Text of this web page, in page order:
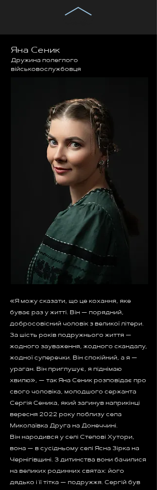
Яна Сеник
Дружина полеглого
військовослужбовця
«Я можу сказати, що це кохання, яке
буває раз у житті. Він — порядний,
добросовісний чоловік з великої літери.
За шість років подружнього життя —
жодного зауваження, жодного скандалу,
жодної суперечки. Він спокійний, а я —
ураган. Він приглушує, я піднімаю
хвилю», — так Яна Сеник розповідає про
свого чоловіка, молодшого сержанта
Сергія Сеника, який загинув наприкінці
вересня 2022 року поблизу села
Миколаївка Друга на Донеччині.
Він народився у селі Степові Хутори,
вона — в сусідньому селі Ясна Зірка на
Чернігівщині. З дитинства вони бачилися
на великих родинних святах: його
дядько і її тітка — подружжя. Сергій був